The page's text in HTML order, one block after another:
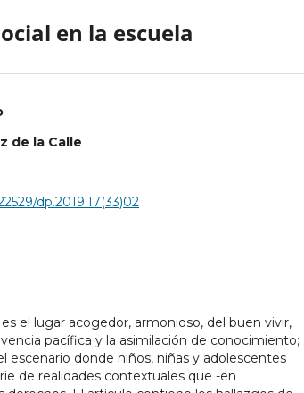
en la escuela
de la Calle
dp.2019.17(33)02
el lugar acogedor, armonioso, del buen vivir,
pacífica y la asimilación de conocimiento;
escenario donde niños, niñas y adolescentes
de realidades contextuales que -en